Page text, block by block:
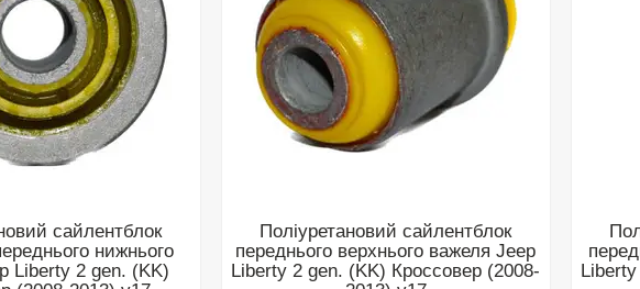
сайлентблок
нижнього
Liberty 2 gen. (KK)
Поліуретановий сайлентблок
переднього верхнього важеля Jeep
Liberty 2 gen. (KK) Кроссовер (2008-